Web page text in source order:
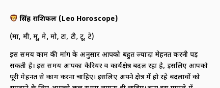
सिंह राशिफल (Leo Horoscope)
(मा, मी, मू, मे, मो, टा, टी, टू, टे)
इस समय काम की मांग के अनुसार आपको बहुत ज्यादा मेहनत करनी पड़
सकती है। इस समय आपका कैरियर व कार्यक्षेत्र बदल रहा है, इसलिए आपको
पूरी मेहनत से काम करना चाहिए। इसलिए अपने क्षेत्र में हो रहे बदलावों को